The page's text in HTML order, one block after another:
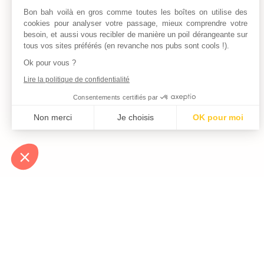
Bon bah voilà en gros comme toutes les boîtes on utilise des
cookies pour analyser votre passage, mieux comprendre votre
besoin, et aussi vous recibler de manière un poil dérangeante sur
tous vos sites préférés (en revanche nos pubs sont cools !).
Ok pour vous ?
Lire la politique de confidentialité
Consentements certifiés par
Non merci Je choisis
OK pour moi
Notre plateforme vous permet d'adapter et de gérer vos